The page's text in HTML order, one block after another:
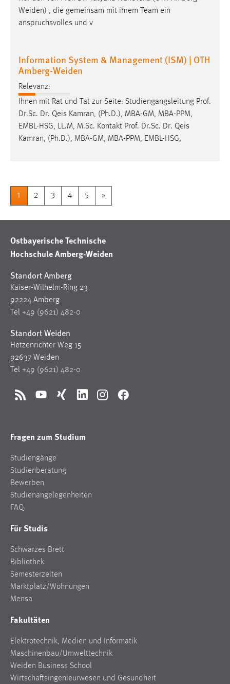
Weiden) , die gemeinsam mit ihrem Team ein
anspruchsvolles und v
Information System & Management (ISM) | OTH
Amberg-Weiden
Relevanz:
Ihnen mit Rat und Tat zur Seite: Studiengangsleitung Prof.
Dr.Sc. Dr. Qeis Kamran, (Ph.D.), MBA-GM, MBA-PPM,
EMBL-HSG, LL.M, M.Sc. Kontakt Prof. Dr.Sc. Dr. Qeis
Kamran, (Ph.D.), MBA-GM, MBA-PPM, EMBL-HSG,
1 2 3 4 5 »
Ostbayerische Technische
Hochschule Amberg-Weiden
Standort Amberg
Kaiser-Wilhelm-Ring 23
92224 Amberg
Tel +49 (9621) 482-0
Standort Weiden
Hetzenrichter Weg 15
92637 Weiden
Tel +49 (9621) 482-0
RSS YouTubeXing LinkedInInstagramFacebook
Fragen zum Studium
Studiengänge
Studienberatung
Bewerben
Studienangelegenheiten
FAQ
Für Studis
Schwarzes Brett
Bibliothek
Semesterzeiten
Marktplatz/Wohnungen
Mensa
Fakultäten
Elektrotechnik, Medien und Informatik
Maschinenbau/Umwelttechnik
Weiden Business School
Wirtschaftsingenieurwesen und Gesundheit